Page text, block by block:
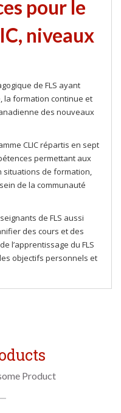
pour le
niveaux
de FLS ayant
la formation continue et
des nouveaux
CLIC répartis en sept
permettant aux
situations de formation,
de la communauté
de FLS aussi
des cours et des
l’apprentissage du FLS
objectifs personnels et
Product